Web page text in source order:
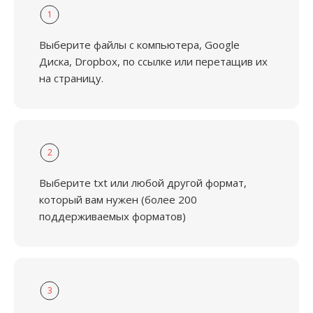
1
Выберите файлы с компьютера, Google
Диска, Dropbox, по ссылке или перетащив их
на страницу.
2
Выберите txt или любой другой формат,
который вам нужен (более 200
поддерживаемых форматов)
3